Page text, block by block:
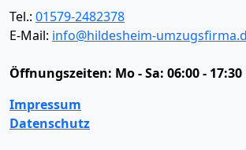
Tel.: 01579-2482378
E-Mail: info@hildesheim-
Öffnungszeiten: Mo - Sa: 06:00 -
Impressum
Datenschutz